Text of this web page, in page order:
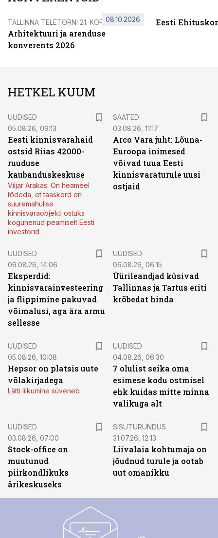
TALLINNA TELETORNI 21. KORRUSEL
Arhitektuuri ja arenduse
konverents 2026
08.10.2026 Eesti
HETKEL KUUM
UUDISED
05.08.26, 09:13
Eesti kinnisvarahaid
ostsid Riias 42000-
ruuduse
kaubanduskeskuse
Viljar Arakas: On heameel
tõdeda, et taaskord on
suuremahulise
kinnisvaraobjekti ostuks
kogunenud peamiselt Eesti
investorid
SAATED
03.08.26, 11:17
Arco Vara juht: Lõuna-
Euroopa inimesed
võivad tuua Eesti
kinnisvaraturule uusi
ostjaid
UUDISED
06.08.26, 14:06
Eksperdid:
kinnisvarainvesteering
ja flippimine pakuvad
võimalusi, aga ära armu
sellesse
UUDISED
06.08.26, 06:15
Üürileandjad küsivad
Tallinnas ja Tartus eriti
krõbedat hinda
UUDISED
05.08.26, 10:08
Hepsor on platsis uute
võlakirjadega
Lätti liikumine süveneb
UUDISED
04.08.26, 06:30
7 olulist seika oma
esimese kodu ostmisel
ehk kuidas mitte minna
valikuga alt
UUDISED
03.08.26, 07:00
Stock-office on
muutunud
piirkondlikuks
ärikeskuseks
SISUTURUNDUS
31.07.26, 12:13
Liivalaia kohtumaja on
jõudnud turule ja ootab
uut omanikku